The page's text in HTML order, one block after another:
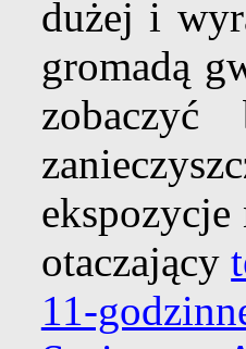
dużej i
gromadą
otaczający
11-